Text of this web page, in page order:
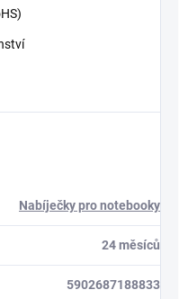
Nabíječky pro notebooky
24 měsíců
5902687188833